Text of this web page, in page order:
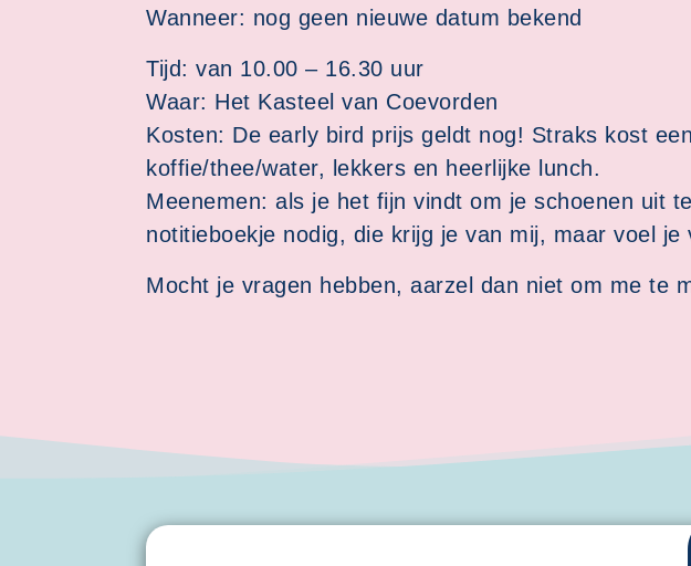
Wanneer: nog geen nieuwe datum bekend
Tijd: van 10.00 – 16.30 uur
Waar: Het Kasteel van Coevorden
Kosten: De early bird prijs geldt nog! Straks kost
koffie/thee/water, lekkers en heerlijke lunch.
Meenemen: als je het fijn vindt om je schoenen uit
notitieboekje nodig, die krijg je van mij, maar voel
Mocht je vragen hebben, aarzel dan niet om me te